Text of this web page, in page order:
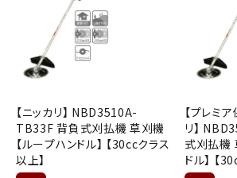
FAXでのご注文
0739-72-4532
【ニッカリ】 NBD3510A-
TB33F 背負式刈払機 草刈機
【ループハンドル】 【30ccクラス
以上】
【プレミ
リ】
式刈払機
ドル】 【